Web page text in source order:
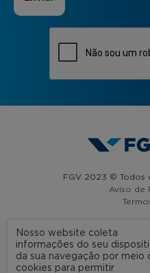
FGV 2023 © Todos
Aviso de
A
Nosso website coleta
informações do seu
da sua navegação por meio
cookies para permitir